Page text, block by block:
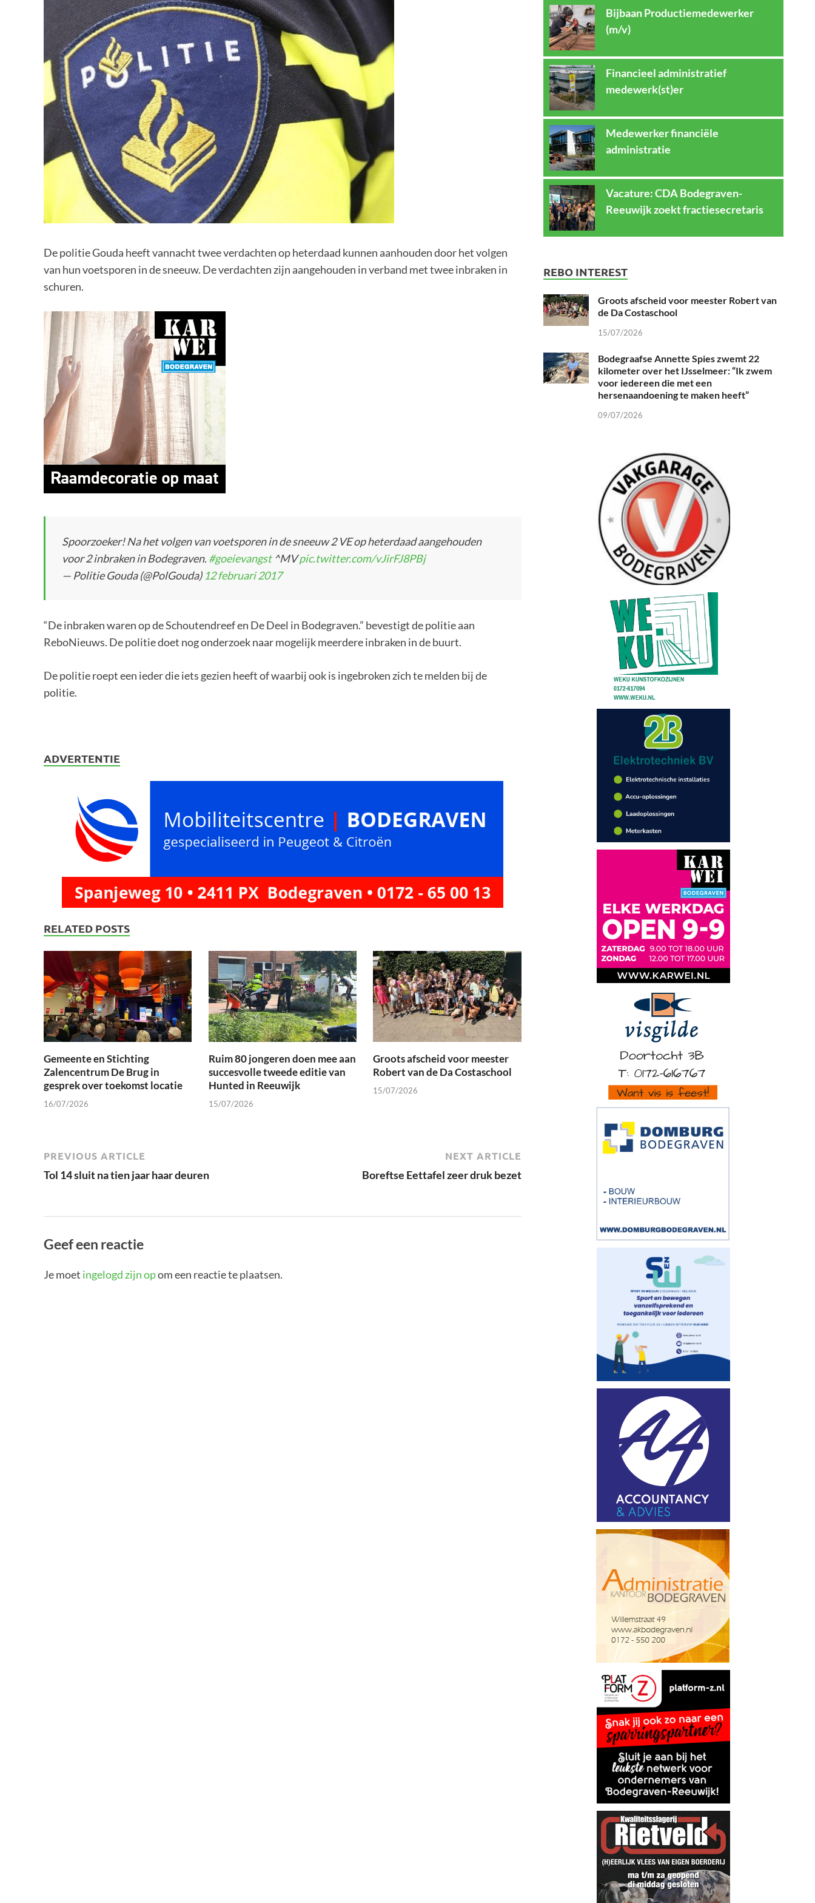
De politie Gouda heeft vannacht twee verdachten op heterdaad kunnen aanhouden door het volgen
van hun voetsporen in de sneeuw. De verdachten zijn aangehouden in verband met twee inbraken in
schuren.
Spoorzoeker! Na het volgen van voetsporen in de sneeuw 2 VE op heterdaad aangehouden
voor 2 inbraken in Bodegraven.#goeievangst^MVpic.twitter.com/vJirFJ8PBj
— Politie Gouda (@PolGouda) 12 februari 2017
“De inbraken waren op de Schoutendreef en De Deel in Bodegraven.” bevestigt de politie aan
ReboNieuws. De politie doet nog onderzoek naar mogelijk meerdere inbraken in de buurt.
De politie roept een ieder die iets gezien heeft of waarbij ook is ingebroken zich te melden bij de
politie.
ADVERTENTIE
RELATED POSTS
Gemeente en Stichting
Zalencentrum De Brug in
gesprek over toekomst locatie
16/07/2026
Ruim 80 jongeren doen mee aan
succesvolle tweede editie van
Hunted in Reeuwijk
15/07/2026
Groots afscheid voor meester
Robert van de Da Costaschool
15/07/2026
PREVIOUS ARTICLE
Tol 14 sluit na tien jaar haar deuren
NEXT ARTICLE
Boreftse Eettafel zeer druk bezet
Geef een reactie
Je moet ingelogd zijn opom een reactie te plaatsen.
Bijbaan Productiemedewerker
(m/v)
Financieel administratief
medewerk(st)er
Medewerker financiële
administratie
Vacature: CDA Bodegraven-
Reeuwijk zoekt fractiesecretaris
REBO INTEREST
Groots afscheid voor meester Robert van
de Da Costaschool
15/07/2026
Bodegraafse Annette Spies zwemt 22
kilometer over het IJsselmeer: “Ik zwem
voor iedereen die met een
hersenaandoening te maken heeft”
09/07/2026